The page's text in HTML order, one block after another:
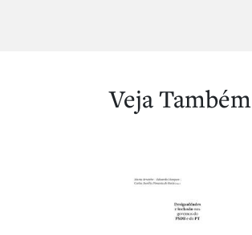
Veja Também